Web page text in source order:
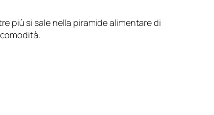
più si sale nella piramide alimentare di